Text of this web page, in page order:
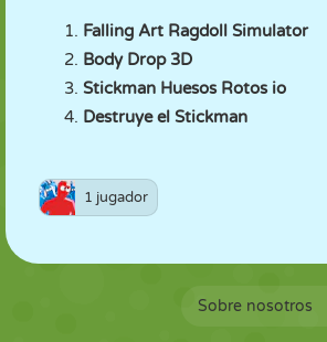
Falling Art Ragdoll Simulator
Body Drop 3D
Stickman Huesos Rotos io
Destruye el Stickman
1 jugador
Sobre nosotros